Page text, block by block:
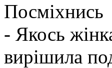
Посміхнись
- Якось
вирішила